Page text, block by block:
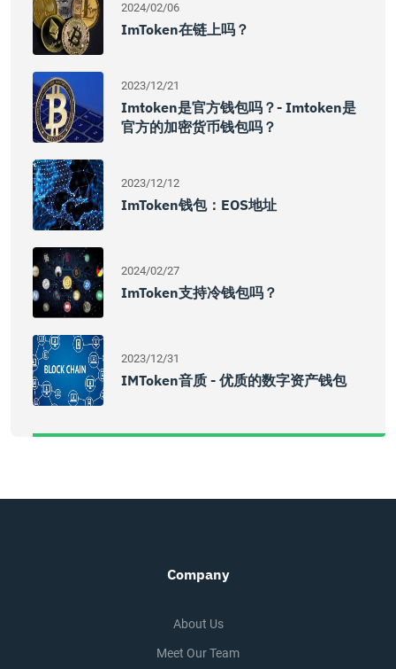
2024/02/06
ImToken在链上吗？
2023/12/21
Imtoken是官方钱包吗？- Imtoken是
官方的加密货币钱包吗？
2023/12/12
ImToken钱包：EOS地址
2024/02/27
ImToken支持冷钱包吗？
2023/12/31
IMToken音质 - 优质的数字资产钱包
Company
About Us
Meet Our Team